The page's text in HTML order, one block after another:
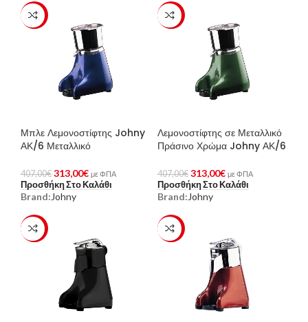
-23%
Μπλε Λεμονοστίφτης Johny
ΑΚ/6 Μεταλλικό
407,00€ 313,00€ με ΦΠΑ
Προσθήκη Στο Καλάθι
Brand: Johny
-23%
Λεμονοστίφτης σε Μεταλλικό
Πράσινο Χρώμα Johny ΑΚ/6
407,00€ 313,00€ με ΦΠΑ
Προσθήκη Στο Καλάθι
Brand: Johny
-23% -23%